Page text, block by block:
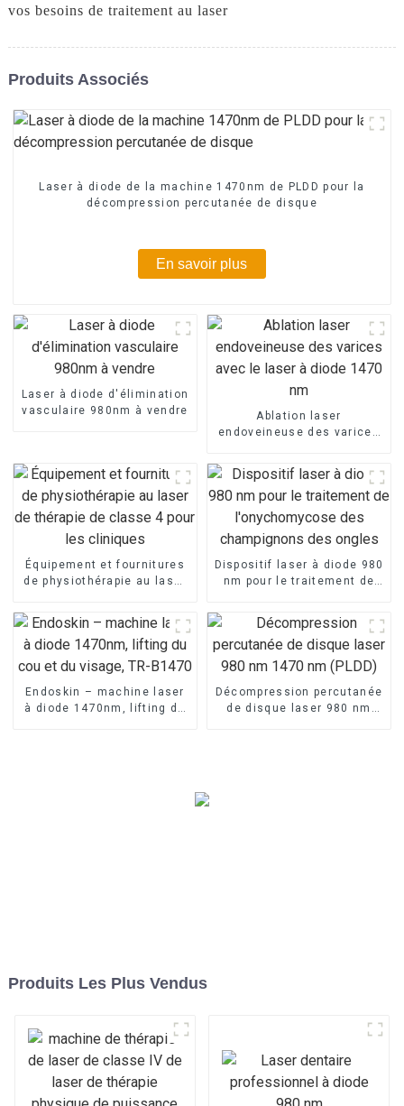
vos besoins de traitement au laser
Produits Associés
Laser à diode de la machine 1470nm de PLDD pour la
décompression percutanée de disque
En savoir plus
Laser à diode d'élimination
vasculaire 980nm à vendre
Ablation laser
endoveineuse des varices
nm
Équipement et fournitures
de physiothérapie au laser
Dispositif laser à diode 980
nm pour le traitement de
Endoskin – machine laser
à diode 1470nm, lifting du
Décompression percutanée
de disque laser 980 nm
Produits Les Plus Vendus